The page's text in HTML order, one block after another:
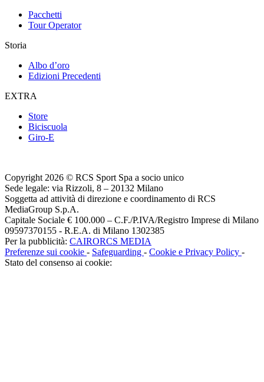
Pacchetti
Tour Operator
Storia
Albo d’oro
Edizioni Precedenti
EXTRA
Store
Biciscuola
Giro-E
Copyright 2026 © RCS Sport Spa a socio unico
Sede legale: via Rizzoli, 8 – 20132 Milano
Soggetta ad attività di direzione e coordinamento di RCS
MediaGroup S.p.A.
Capitale Sociale € 100.000 – C.F./P.IVA/Registro Imprese di Milano
09597370155 - R.E.A. di Milano 1302385
Per la pubblicità: CAIRORCS MEDIA
Preferenze sui cookie - Safeguarding - Cookie e Privacy Policy -
Stato del consenso ai cookie: